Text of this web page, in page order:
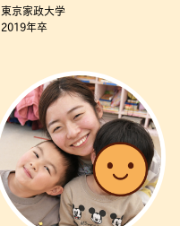
東京家政大学
2019年卒